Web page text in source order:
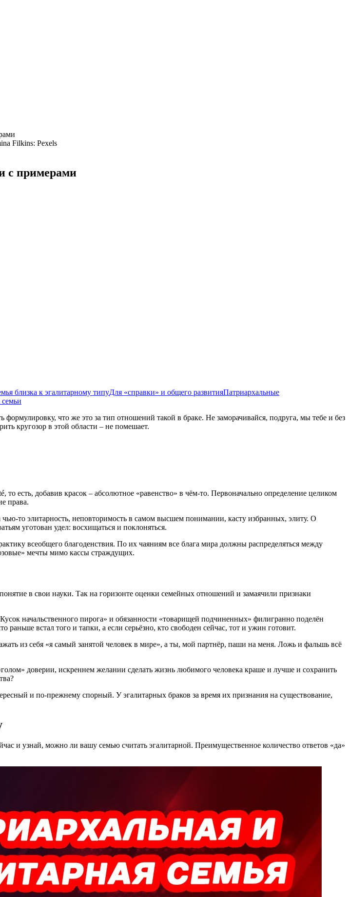
Filkins: Pexels
с примерами
близка к эгалитарному типуДля «справки» и общего развитияПатриархальные
что же это за тип отношений такой в браке. Не заморачивайся, подруга, мы тебе и без
кругозор в этой области – не помешает.
есть, добавив красок – абсолютное «равенство» в чём-то. Первоначально определение целиком
права.
то элитарность, неповторимость в самом высшем понимании, касту избранных, элиту. О
уготован удел: восхищаться и поклоняться.
всеобщего благоденствия. По их чаяниям все блага мира должны распределяться между
мечты мимо кассы страждущих.
в свои науки. Так на горизонте оценки семейных отношений и замаячили признаки
начальственного пирога» и обязанности «товарищей подчиненных» филигранно поделён
встал того и тапки, а если серьёзно, кто свободен сейчас, тот и ужин готовит.
из себя «я самый занятой человек в мире», а ты, мой партнёр, паши на меня. Ложь и фальшь всё
доверии, искреннем желании сделать жизнь любимого человека краше и лучше и сохранить
и по-прежнему спорный. У эгалитарных браков за время их признания на существование,
и узнай, можно ли вашу семью считать эгалитарной. Преимущественное количество ответов «да»